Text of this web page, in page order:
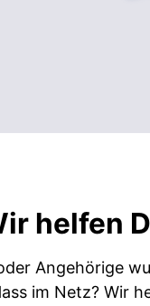
helfen
Angehörige
im Netz? Wir